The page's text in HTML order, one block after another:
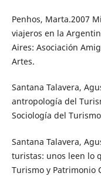
Penhos, Marta.2007
viajeros en la
Aires: Asociación
Artes.
Santana Talavera,
antropología del
Sociología del
Santana Talavera,
turistas: unos leen lo
Turismo y Patrimonio